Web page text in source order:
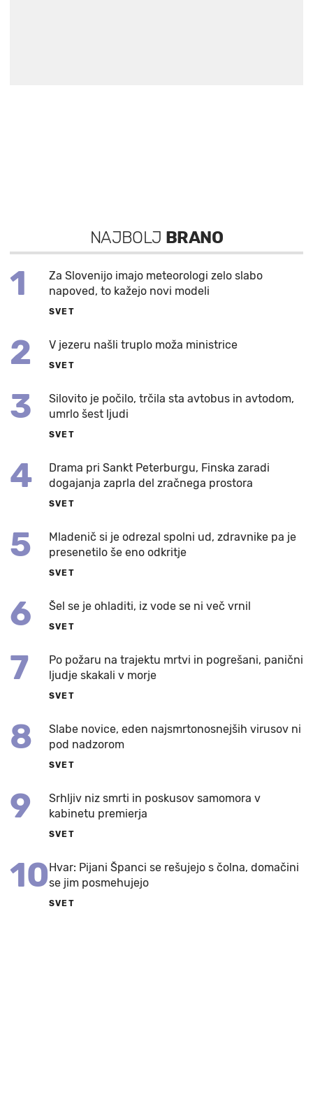
NAJBOLJ BRANO
1
Za Slovenijo imajo meteorologi zelo slabo
napoved, to kažejo novi modeli
SVET
2 V jezeru našli truplo moža ministrice
SVET
3
Silovito je počilo, trčila sta avtobus in avtodom,
umrlo šest ljudi
SVET
4
Drama pri Sankt Peterburgu, Finska zaradi
dogajanja zaprla del zračnega prostora
SVET
5
Mladenič si je odrezal spolni ud, zdravnike pa je
presenetilo še eno odkritje
SVET
6 Šel se je ohladiti, iz vode se ni več vrnil
SVET
7
Po požaru na trajektu mrtvi in pogrešani, panični
ljudje skakali v morje
SVET
8
Slabe novice, eden najsmrtonosnejših virusov ni
pod nadzorom
SVET
9
Srhljiv niz smrti in poskusov samomora v
kabinetu premierja
SVET
10Hvar: Pijani Španci se rešujejo s čolna, domačini
se jim posmehujejo
SVET